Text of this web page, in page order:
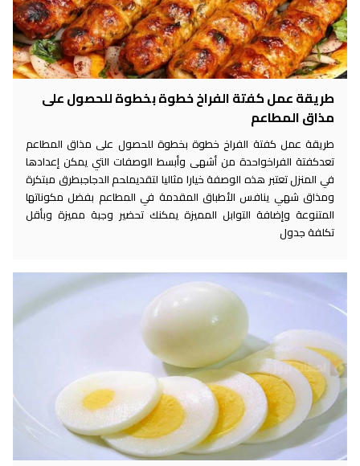
طريقة عمل كفتة الفراخ خطوة بخطوة للحصول على
مذاق المطاعم
طريقة عمل كفتة الفراخ خطوة بخطوة للحصول على مذاق المطاعم
تعدكفتة الفراخواحدة من أشهى وأبسط الوصفات التي يمكن إعدادها
في المنزل تعتبر هذه الوصفة خيارا مثاليا لتقديملحم الدجاجبطرق مبتكرة
ومذاق شهي ينافس الأطباق المقدمة في المطاعم بفضل مكوناتها
المتنوعة وإضافة التوابل المميزة يمكنك تحضير وجبة مميزة وبأقل
تكلفة جدول